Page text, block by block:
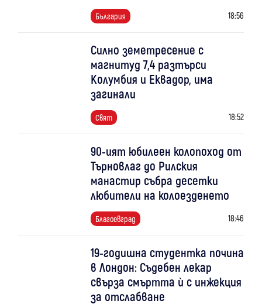
България 18:56
Силно земетресение с
магнитуд 7,4 разтърси
Колумбия и Еквадор, има
загинали
Свят 18:52
90-ият юбилеен колопоход от
Търновлаг до Рилския
манастир събра десетки
любители на колоезденето
Благоевград 18:46
19-годишна студентка почина
в Лондон: Съдебен лекар
свърза смъртта ѝ с инжекция
за отслабване